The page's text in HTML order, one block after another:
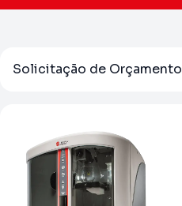
Solicitação de Orçamento